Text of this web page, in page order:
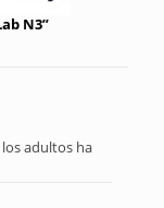
N3”
adultos ha